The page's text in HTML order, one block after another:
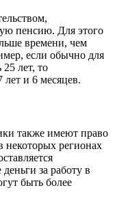
пенсию. Для этого
времени, чем
если обычно для
25 лет, то
лет и 6 месяцев.
также имеют право
регионах
за работу в
быть более